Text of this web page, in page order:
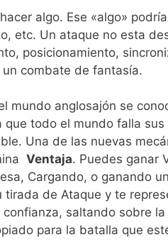
algo. Ese «algo»
etc. Un ataque no esta
posicionamiento,
combate de fantasía.
mundo anglosajón se
todo el mundo falla
Una de las nuevas
Ventaja. Puedes ganar
Cargando, o ganando
de Ataque y te
saltando sobre
para la batalla que